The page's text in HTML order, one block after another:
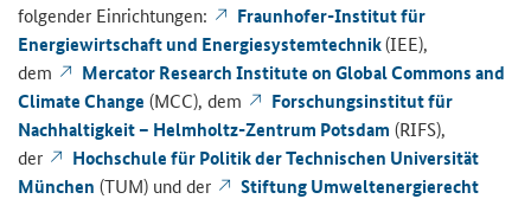
folgender Einrichtungen:
Fraunhofer-Institut für
Energiewirtschaft und Energiesystemtechnik(IEE),
dem
Mercator Research Institute on Global Commons and
Climate Change (MCC), dem
Forschungsinstitut für
Nachhaltigkeit – Helmholtz-Zentrum Potsdam (RIFS),
der
Hochschule für Politik der Technischen Universität
München (TUM) und der Stiftung Umweltenergierecht